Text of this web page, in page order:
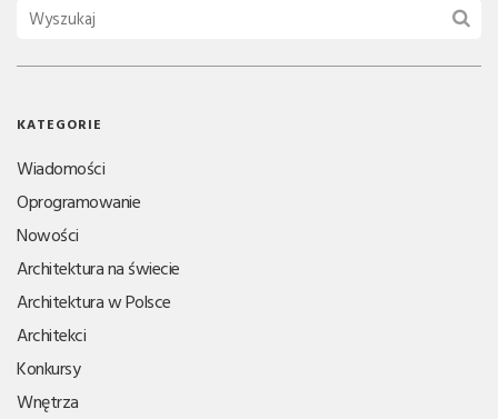
KATEGORIE
Wiadomości
Oprogramowanie
Nowości
Architektura na świecie
Architektura w Polsce
Architekci
Konkursy
Wnętrza